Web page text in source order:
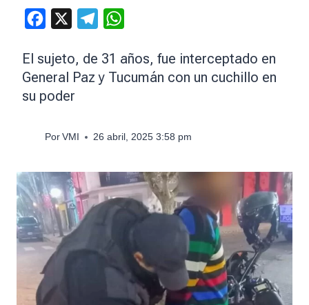
Facebook Telegram
El sujeto, de 31 años, fue interceptado en
General Paz y Tucumán con un cuchillo en
su poder
Por VMI 26 abril, 2025 3:58 pm